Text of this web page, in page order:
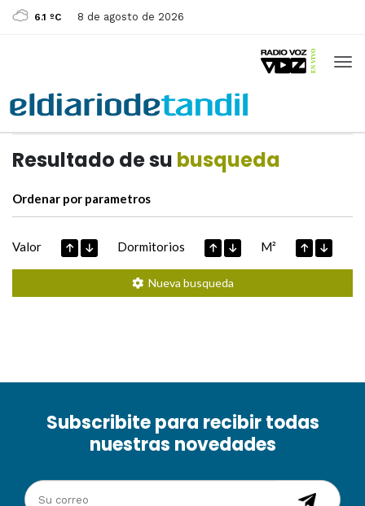
6.1 ºC 8 de agosto de 2026
Resultado de su busqueda
Ordenar por parametros
Valor Dormitorios M²
Nueva busqueda
Subscribite para recibir todas
nuestras novedades